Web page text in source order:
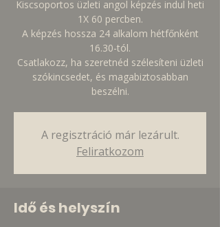
Kiscsoportos üzleti angol képzés indul heti
1X 60 percben.
A képzés hossza 24 alkalom hétfőnként
16.30-tól.
Csatlakozz, ha szeretnéd szélesíteni üzleti
szókincsedet, és magabiztosabban
beszélni.
A regisztráció már lezárult.
Feliratkozom
Idő és helyszín